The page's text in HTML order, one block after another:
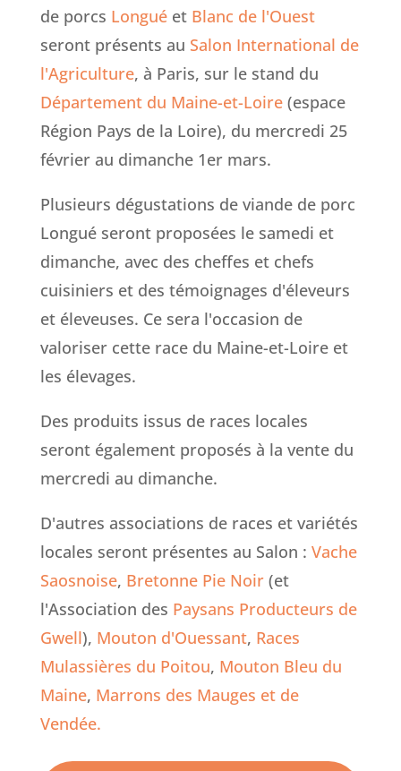
de porcs Longuéet Blanc de l'Ouest
seront présents au Salon International de
l'Agriculture, à Paris, sur le stand du
Département du Maine-et-Loire(espace
Région Pays de la Loire), du mercredi 25
février au dimanche 1er mars.
Plusieurs dégustations de viande de porc
Longué seront proposées le samedi et
dimanche, avec des cheffes et chefs
cuisiniers et des témoignages d'éleveurs
et éleveuses. Ce sera l'occasion de
valoriser cette race du Maine-et-Loire et
les élevages.
Des produits issus de races locales
seront également proposés à la vente du
mercredi au dimanche.
D'autres associations de races et variétés
locales seront présentes au Salon : Vache
Saosnoise, Bretonne Pie Noir(et
l'Association des Paysans Producteurs de
Gwell), Mouton d'Ouessant, Races
Mulassières du Poitou, Mouton Bleu du
Maine, Marrons des Mauges et de
Vendée.